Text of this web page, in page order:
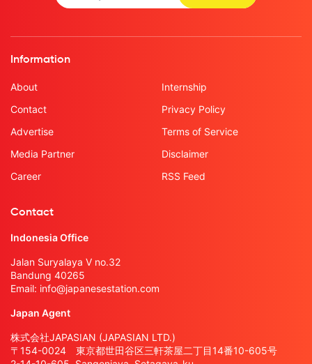
Information
About
Contact
Advertise
Media Partner
Career
Internship
Privacy Policy
Terms of Service
Disclaimer
RSS Feed
Contact
Indonesia Office
Jalan Suryalaya V no.32
Bandung 40265
Email: info@japanesestation.com
Japan Agent
株式会社JAPASIAN (JAPASIAN LTD.)
〒154-0024 東京都世田谷区三軒茶屋二丁目14番10-605号